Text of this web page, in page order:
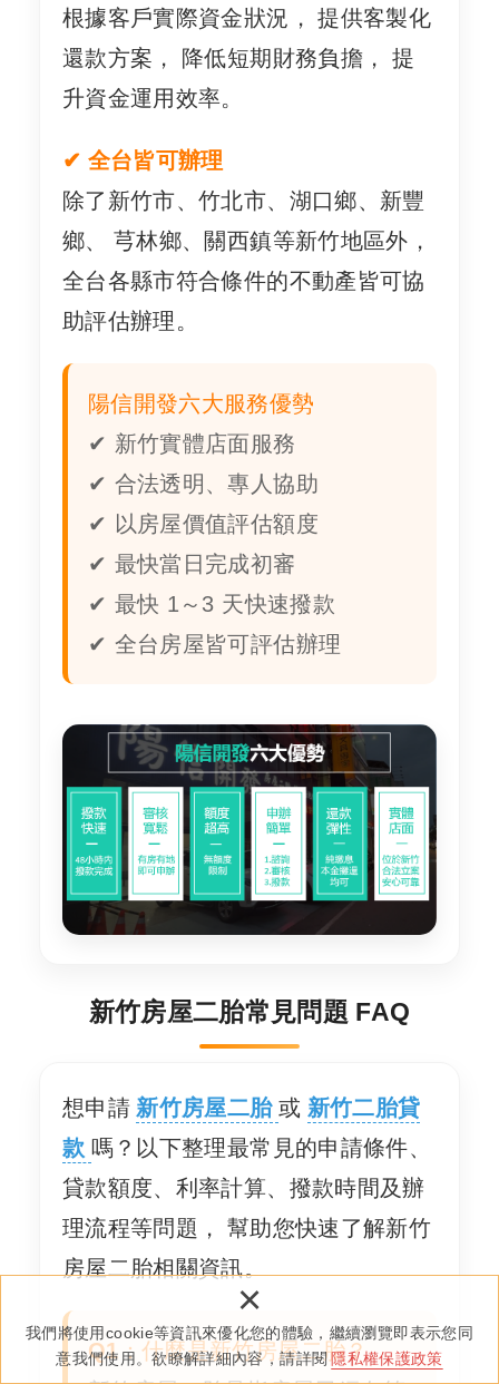
我們將使用cookie等資訊來優化您的體驗，繼續瀏覽即表示您同
意我們使用。欲瞭解詳細內容，請詳閱隱私權保護政策
×
根據客戶實際資金狀況， 提供客製化
還款方案， 降低短期財務負擔， 提
升資金運用效率。
✔ 全台皆可辦理
除了新竹市、竹北市、湖口鄉、新豐
鄉、 芎林鄉、關西鎮等新竹地區外，
全台各縣市符合條件的不動產皆可協
助評估辦理。
陽信開發六大服務優勢
✔ 新竹實體店面服務
✔ 合法透明、專人協助
✔ 以房屋價值評估額度
✔ 最快當日完成初審
✔ 最快 1～3 天快速撥款
✔ 全台房屋皆可評估辦理
新竹房屋二胎常見問題 FAQ
想申請新竹房屋二胎或 新竹二胎貸
款 嗎？以下整理最常見的申請條件、
貸款額度、利率計算、撥款時間及辦
理流程等問題， 幫助您快速了解新竹
房屋二胎相關資訊。
Q1：什麼是新竹房屋二胎？